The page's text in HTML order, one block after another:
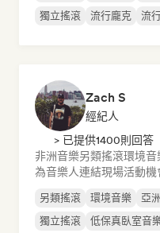
獨立搖滾
流行龐克 流
Zach S
經紀人
> 已提供1400則回答
非洲音樂另類搖滾環境音
為音樂人連結現場活動機
另類搖滾 環境音樂 亞
獨立搖滾
低保真臥室音